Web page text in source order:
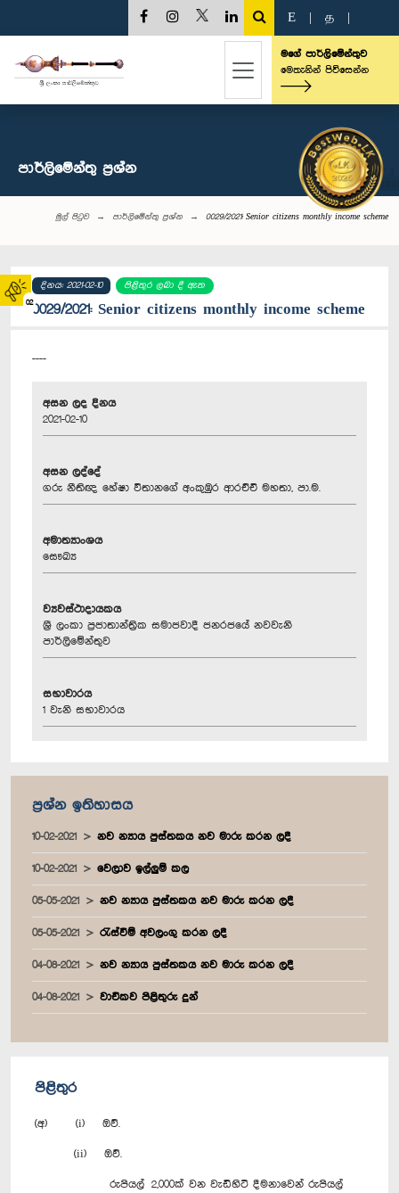
02
E த
මගේ පාර්ලිමේන්තුව
මෙතැනින් පිවිසෙන්න
පාර්ලි‌මේන්තු‌ ප්‍රශ්න
මුල් පිටුව පාර්ලි‌මේන්තු‌ ප්‍රශ්න 0029/2021: Senior citizens monthly income scheme
දිනය: 2021-02-10 පිළිතුර ලබා දී ඇත
0029/2021: Senior citizens monthly income scheme
----
අසන ලද දිනය
2021-02-10
අසන ලද්දේ
ගරු නීතිඥ හේෂා විතානගේ අංකුඹුර ආරච්චි මහතා, පා.ම.
අමාත්‍යාංශය
සෞඛ්‍ය
ව්‍යවස්ථාදායකය
ශ්‍රී ලංකා ප්‍රජාතාන්ත්‍රික සමාජවාදී ජනරජයේ නවවැනි
පාර්ලිමේන්තුව
සභාවාරය
1 වැනි සභාවාරය
ප්‍රශ්න ඉතිහාසය
10-02-2021 නව න්‍යාය පුස්තකය නව මාරු කරන ලදී
10-02-2021 වෙලාව ඉල්ලුම් කල
05-05-2021 නව න්‍යාය පුස්තකය නව මාරු කරන ලදී
05-05-2021 රැස්වීම් අවලංගු කරන ලදී
04-08-2021 නව න්‍යාය පුස්තකය නව මාරු කරන ලදී
04-08-2021 වාචිකව පිළිතුරු දුන්
පිළිතුර
(අ) (i) ඔව්.
(ii) ඔව්.
රුපියල් 2,000ක් වන වැඩිහිටි දීමනාවෙන් රුපියල්